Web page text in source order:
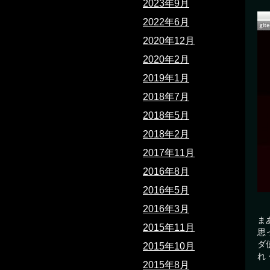
ま
思
ダ
れ
2023年9月
2022年6月
2020年12月
2020年2月
2019年1月
2018年7月
2018年5月
2018年2月
2017年11月
2016年8月
2016年5月
2016年3月
2015年11月
2015年10月
2015年8月